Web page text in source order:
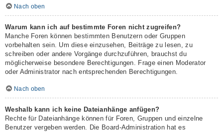
Nach oben
Warum kann ich auf bestimmte Foren nicht zugreifen?
Manche Foren können bestimmten Benutzern oder Gruppen
vorbehalten sein. Um diese einzusehen, Beiträge zu lesen, zu
schreiben oder andere Vorgänge durchzuführen, brauchst du
möglicherweise besondere Berechtigungen. Frage einen Moderator
oder Administrator nach entsprechenden Berechtigungen.
Nach oben
Weshalb kann ich keine Dateianhänge anfügen?
Rechte für Dateianhänge können für Foren, Gruppen und einzelne
Benutzer vergeben werden. Die Board-Administration hat es